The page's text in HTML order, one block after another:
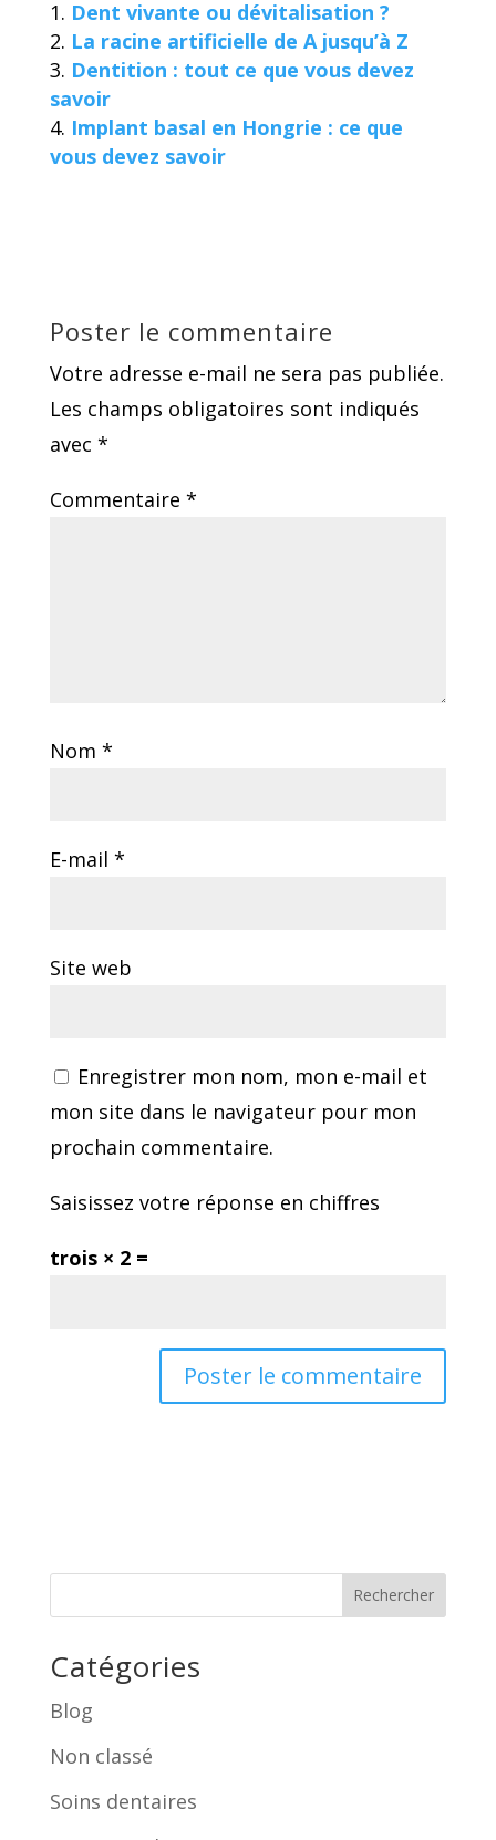
Dent vivante ou dévitalisation ?
La racine artificielle de A jusqu’à Z
Dentition : tout ce que vous devez
savoir
Implant basal en Hongrie : ce que
vous devez savoir
Poster le commentaire
Votre adresse e-mail ne sera pas publiée.
Les champs obligatoires sont indiqués
avec *
Commentaire *
Nom *
E-mail *
Site web
Enregistrer mon nom, mon e-mail et
mon site dans le navigateur pour mon
prochain commentaire.
Saisissez votre réponse en chiffres
trois × 2 =
Rechercher
Catégories
Blog
Non classé
Soins dentaires